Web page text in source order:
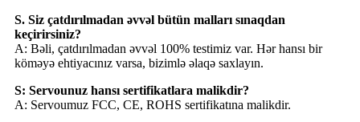
S. Siz çatdırılmadan əvvəl bütün malları sınaqdan
keçirirsiniz?
A: Bəli, çatdırılmadan əvvəl 100% testimiz var. Hər hansı bir
köməyə ehtiyacınız varsa, bizimlə əlaqə saxlayın.
S: Servounuz hansı sertifikatlara malikdir?
A: Servoumuz FCC, CE, ROHS sertifikatına malikdir.